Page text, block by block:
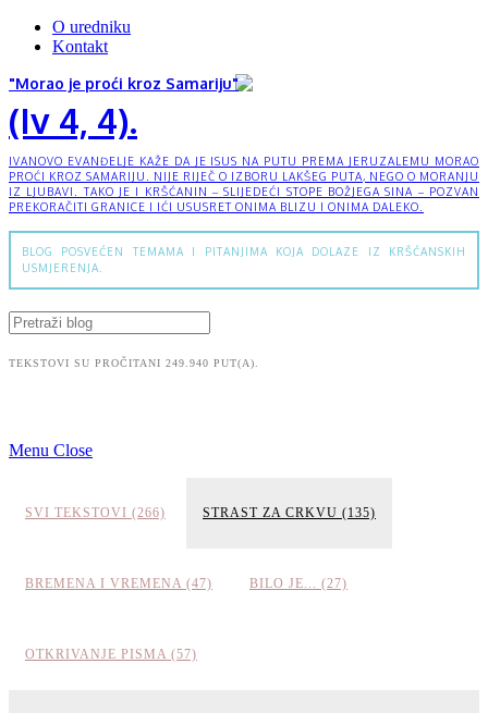
O uredniku
Kontakt
"Morao je proći kroz Samariju"
(Iv 4, 4).
IVANOVO EVANĐELJE KAŽE DA JE ISUS NA PUTU PREMA JERUZALEMU MORAO
PROĆI KROZ SAMARIJU. NIJE RIJEČ O IZBORU LAKŠEG PUTA, NEGO O MORANJU
IZ LJUBAVI. TAKO JE I KRŠĆANIN – SLIJEDEĆI STOPE BOŽJEGA SINA – POZVAN
PREKORAČITI GRANICE I IĆI USUSRET ONIMA BLIZU I ONIMA DALEKO.
BLOG POSVEĆEN TEMAMA I PITANJIMA KOJA DOLAZE IZ KRŠĆANSKIH
USMJERENJA.
TEKSTOVI SU PROČITANI 249.940 PUT(A).
Menu Close
SVI TEKSTOVI (266) STRAST ZA CRKVU (135)
BREMENA I VREMENA (47) BILO JE... (27)
OTKRIVANJE PISMA (57)